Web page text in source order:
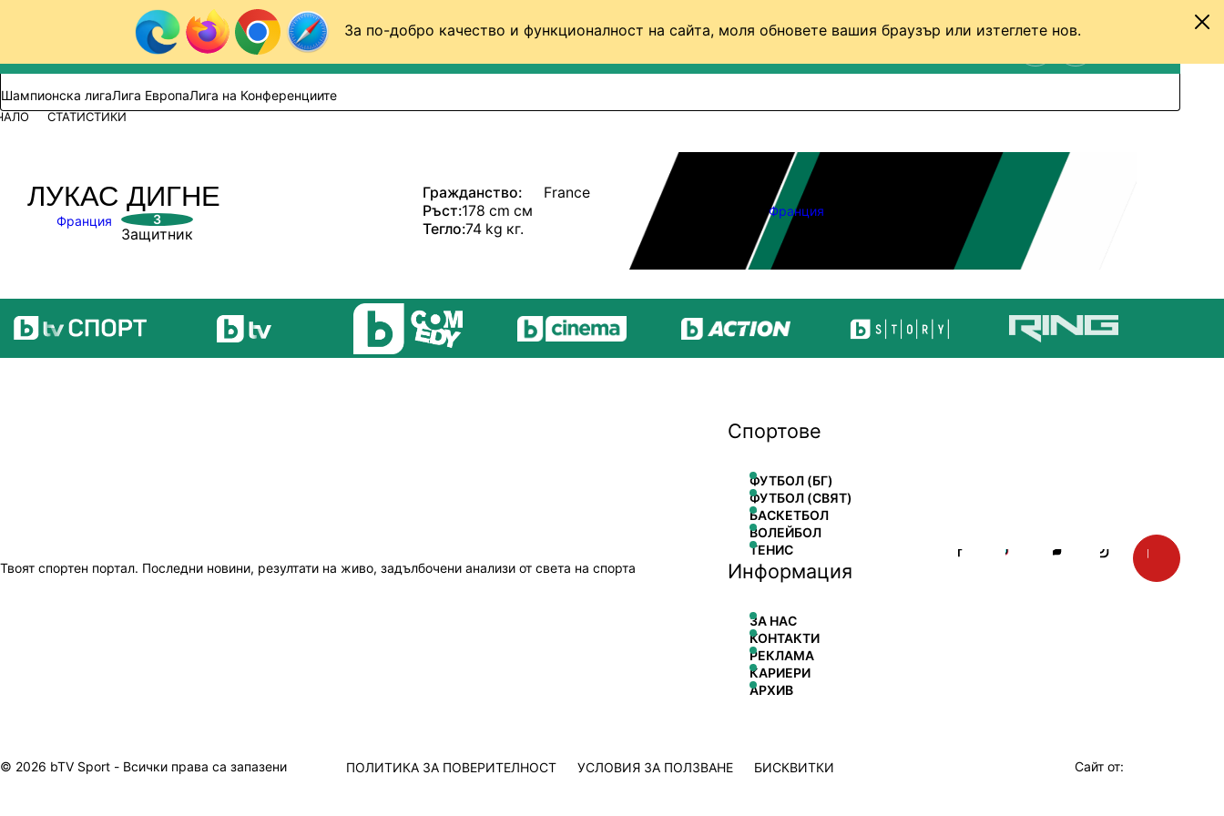
За по-добро качество и функционалност на сайта, моля обновете вашия браузър или изтеглете нов.
Към съдържанието
Търси в сайта
ВИДЕО ФУТБОЛ (БГ)
Шампионска лигаЛига ЕвропаЛига на Конференциите
СТАТИСТИКИ
ЛУКАС ДИГНЕ
Франция 3
Защитник
Гражданство:
France
Ръст:178 cm см
Тегло:74 kg кг.
Франция
Твоят спортен портал. Последни новини, резултати на живо, задълбочени анализи от света на спорта
Спортове
ФУТБОЛ (БГ)
ФУТБОЛ (СВЯТ)
БАСКЕТБОЛ
ВОЛЕЙБОЛ
ТЕНИС
Информация
ЗА НАС
КОНТАКТИ
РЕКЛАМА
КАРИЕРИ
АРХИВ
© 2026 bTV Sport - Всички права са запазени ПОЛИТИКА ЗА ПОВЕРИТЕЛНОСТ УСЛОВИЯ ЗА ПОЛЗВАНЕ БИСКВИТКИ Сайт от: